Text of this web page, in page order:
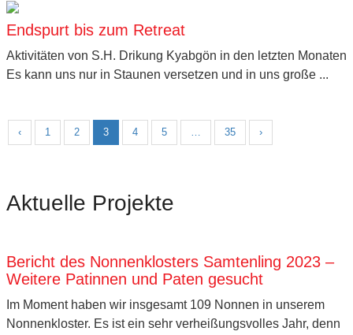
Endspurt bis zum Retreat
Aktivitäten von S.H. Drikung Kyabgön in den letzten Monaten
Es kann uns nur in Staunen versetzen und in uns große ...
‹ 1 2 3 4 5 … 35 ›
Aktuelle Projekte
Bericht des Nonnenklosters Samtenling 2023 –
Weitere Patinnen und Paten gesucht
Im Moment haben wir insgesamt 109 Nonnen in unserem
Nonnenkloster. Es ist ein sehr verheißungsvolles Jahr, denn